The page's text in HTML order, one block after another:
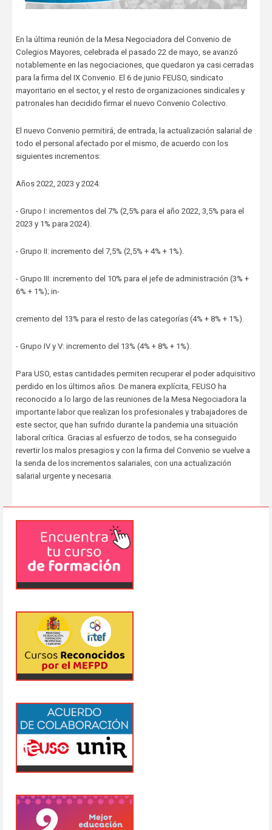
En la última reunión de la Mesa Negociadora del Convenio de
Colegios Mayores, celebrada el pasado 22 de mayo, se avanzó
notablemente en las negociaciones, que quedaron ya casi cerradas
para la firma del IX Convenio. El 6 de junio FEUSO, sindicato
mayoritario en el sector, y el resto de organizaciones sindicales y
patronales han decidido firmar el nuevo Convenio Colectivo.
El nuevo Convenio permitirá, de entrada, la actualización salarial de
todo el personal afectado por el mismo, de acuerdo con los
siguientes incrementos:
Años 2022, 2023 y 2024:
- Grupo I: incrementos del 7% (2,5% para el año 2022, 3,5% para el
2023 y 1% para 2024).
- Grupo II: incremento del 7,5% (2,5% + 4% + 1%).
- Grupo III: incremento del 10% para el jefe de administración (3% +
6% + 1%); in-
cremento del 13% para el resto de las categorías (4% + 8% + 1%).
- Grupo IV y V: incremento del 13% (4% + 8% + 1%).
Para USO, estas cantidades permiten recuperar el poder adquisitivo
perdido en los últimos años. De manera explícita, FEUSO ha
reconocido a lo largo de las reuniones de la Mesa Negociadora la
importante labor que realizan los profesionales y trabajadores de
este sector, que han sufrido durante la pandemia una situación
laboral crítica. Gracias al esfuerzo de todos, se ha conseguido
revertir los malos presagios y con la firma del Convenio se vuelve a
la senda de los incrementos salariales, con una actualización
salarial urgente y necesaria.